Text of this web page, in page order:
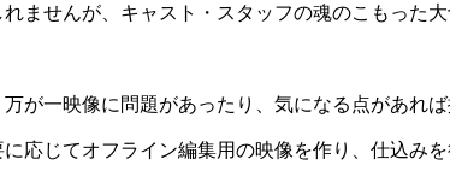
ませんが、キャスト・スタッフの魂のこもった
が一映像に問題があったり、気になる点があれば
応じてオフライン編集用の映像を作り、仕込みを